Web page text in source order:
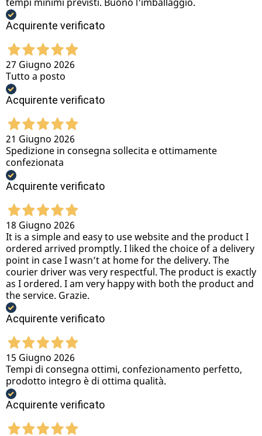
Acquirente verificato
27 Giugno 2026
Tutto a posto
Acquirente verificato
21 Giugno 2026
Spedizione in consegna sollecita e ottimamente
confezionata
Acquirente verificato
18 Giugno 2026
It is a simple and easy to use website and the product I
ordered arrived promptly. I liked the choice of a delivery
point in case I wasn’t at home for the delivery. The
courier driver was very respectful. The product is exactly
as I ordered. I am very happy with both the product and
the service. Grazie.
Acquirente verificato
15 Giugno 2026
Tempi di consegna ottimi, confezionamento perfetto,
prodotto integro è di ottima qualità.
Acquirente verificato